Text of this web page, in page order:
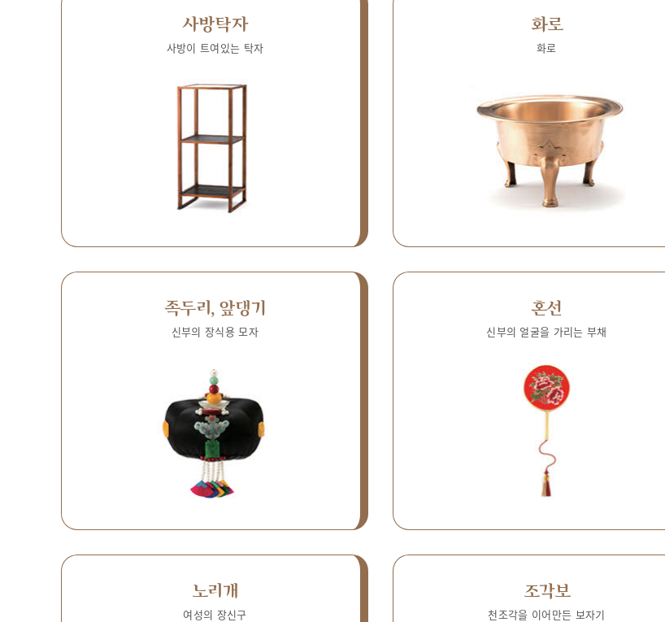
사방탁자
사방이 트여있는 탁자
화로
화로
족두리, 앞댕기
신부의 장식용 모자
혼선
신부의 얼굴을 가리는 부채
노리개
여성의 장신구
조각보
천조각을 이어만든 보자기